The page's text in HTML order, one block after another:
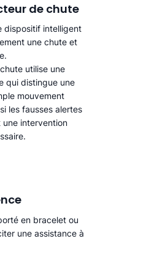
de chute
dispositif intelligent
une chute et
utilise une
qui distingue une
mouvement
les fausses alertes
intervention
en bracelet ou
une assistance à